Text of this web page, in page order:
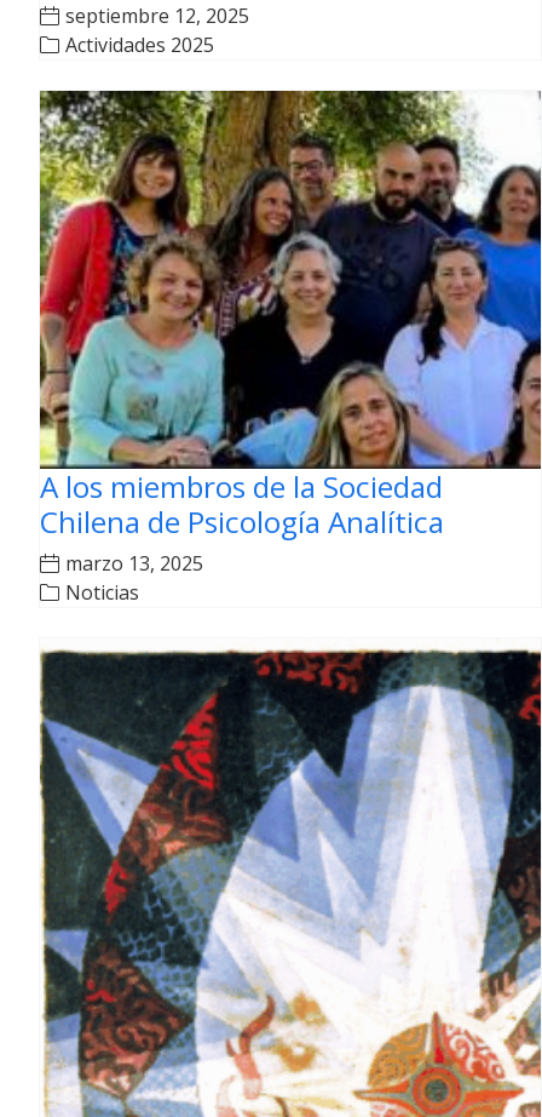
septiembre 12, 2025
Actividades 2025
A los miembros de la Sociedad
Chilena de Psicología Analítica
marzo 13, 2025
Noticias